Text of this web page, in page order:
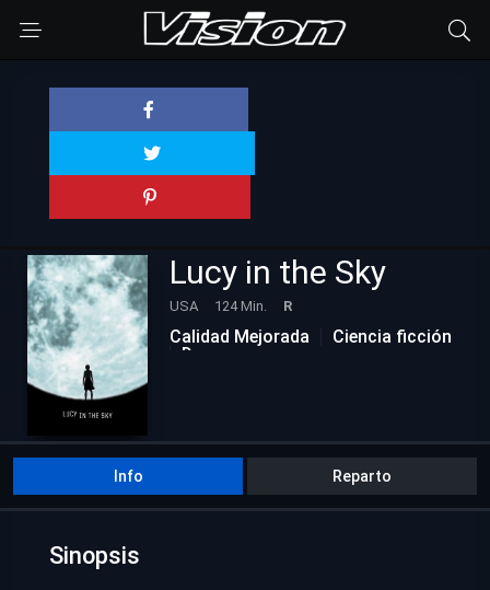
Lucy in the Sky
USA 124 Min. R
Calidad Mejorada
Ciencia ficción
Drama
Info Reparto
Sinopsis